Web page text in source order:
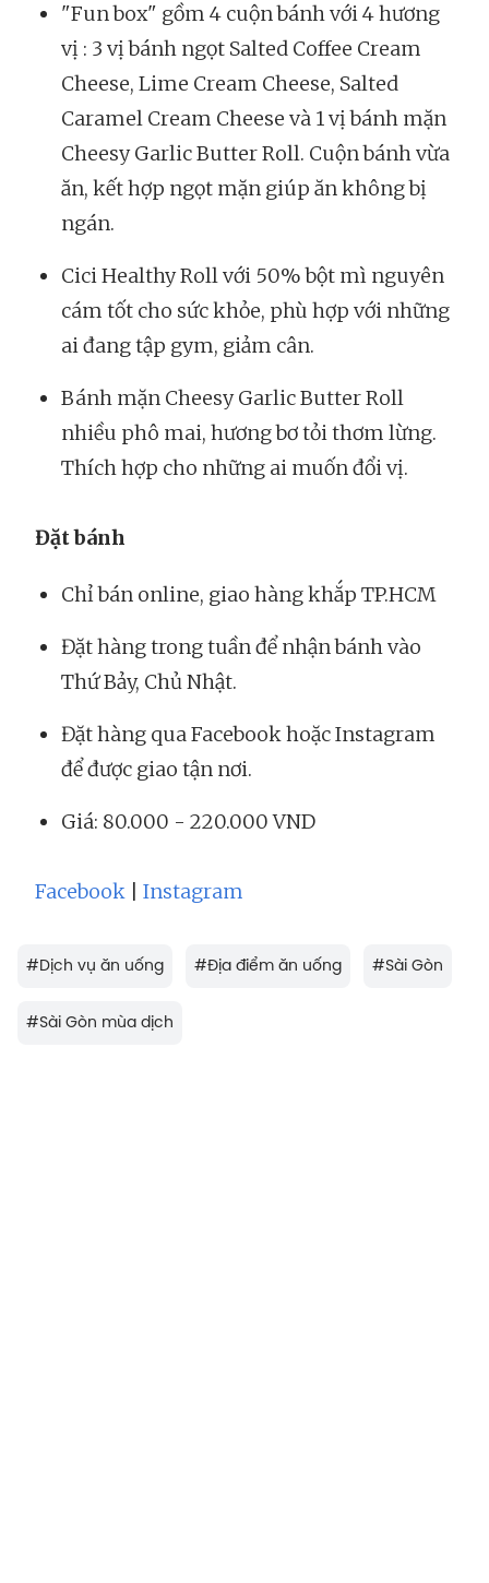
"Fun box" gồm 4 cuộn bánh với 4 hương
vị : 3 vị bánh ngọt Salted Coffee Cream
Cheese, Lime Cream Cheese, Salted
Caramel Cream Cheese và 1 vị bánh mặn
Cheesy Garlic Butter Roll. Cuộn bánh vừa
ăn, kết hợp ngọt mặn giúp ăn không bị
ngán.
Cici Healthy Roll với 50% bột mì nguyên
cám tốt cho sức khỏe, phù hợp với những
ai đang tập gym, giảm cân.
Bánh mặn Cheesy Garlic Butter Roll
nhiều phô mai, hương bơ tỏi thơm lừng.
Thích hợp cho những ai muốn đổi vị.
Đặt bánh
Chỉ bán online, giao hàng khắp TP.HCM
Đặt hàng trong tuần để nhận bánh vào
Thứ Bảy, Chủ Nhật.
Đặt hàng qua Facebook hoặc Instagram
để được giao tận nơi.
Giá: 80.000 - 220.000 VND
Facebook Instagram
#Dịch vụ ăn uống #Địa điểm ăn uống #Sài Gòn
#Sài Gòn mùa dịch